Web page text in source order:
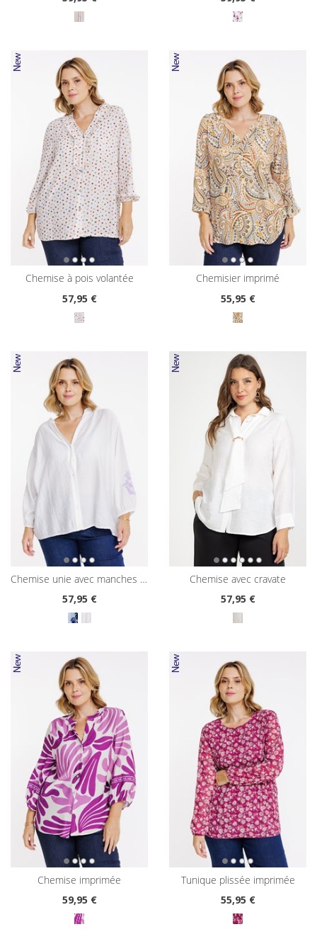
chemise à pois volantée
57,95 €
chemisier imprimé
55,95 €
chemise unie avec manches brodées
57,95 €
chemise avec cravate
57,95 €
chemise imprimée
59,95 €
tunique plissée imprimée
55,95 €